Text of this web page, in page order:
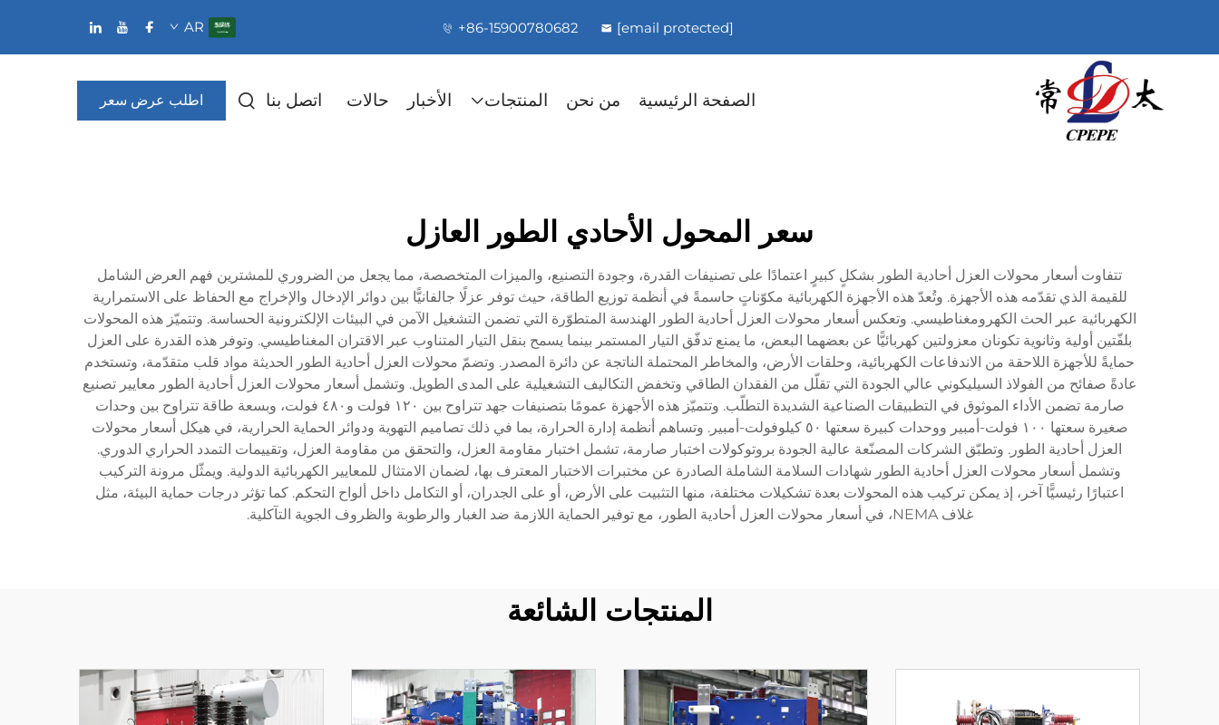
+86-15900780682 [email protected]
AR
الصفحة الرئيسية من نحن المنتجات الأخبار حالات اتصل بنا اطلب عرض سعر
سعر المحول الأحادي الطور العازل
تتفاوت أسعار محولات العزل أحادية الطور بشكلٍ كبيرٍ اعتمادًا على تصنيفات القدرة، وجودة التصنيع، والميزات المتخصصة، مما يجعل من الضروري للمشترين فهم العرض الشامل
للقيمة الذي تقدّمه هذه الأجهزة. وتُعدّ هذه الأجهزة الكهربائية مكوّناتٍ حاسمةً في أنظمة توزيع الطاقة، حيث توفر عزلًا جالفانيًّا بين دوائر الإدخال والإخراج مع الحفاظ على الاستمرارية
الكهربائية عبر الحث الكهرومغناطيسي. وتعكس أسعار محولات العزل أحادية الطور الهندسة المتطوّرة التي تضمن التشغيل الآمن في البيئات الإلكترونية الحساسة. وتتميّز هذه المحولات
بلفّتين أولية وثانوية تكونان معزولتين كهربائيًّا عن بعضهما البعض، ما يمنع تدفّق التيار المستمر بينما يسمح بنقل التيار المتناوب عبر الاقتران المغناطيسي. وتوفر هذه القدرة على العزل
حمايةً للأجهزة اللاحقة من الاندفاعات الكهربائية، وحلقات الأرض، والمخاطر المحتملة الناتجة عن دائرة المصدر. وتضمّ محولات العزل أحادية الطور الحديثة مواد قلب متقدّمة، وتستخدم
عادةً صفائح من الفولاذ السيليكوني عالي الجودة التي تقلّل من الفقدان الطاقي وتخفض التكاليف التشغيلية على المدى الطويل. وتشمل أسعار محولات العزل أحادية الطور معايير تصنيع
صارمة تضمن الأداء الموثوق في التطبيقات الصناعية الشديدة التطلّب. وتتميّز هذه الأجهزة عمومًا بتصنيفات جهد تتراوح بين ١٢٠ فولت و٤٨٠ فولت، وبسعة طاقة تتراوح بين وحدات
صغيرة سعتها ١٠٠ فولت-أمبير ووحدات كبيرة سعتها ٥٠ كيلوفولت-أمبير. وتساهم أنظمة إدارة الحرارة، بما في ذلك تصاميم التهوية ودوائر الحماية الحرارية، في هيكل أسعار محولات
العزل أحادية الطور. وتطبّق الشركات المصنّعة عالية الجودة بروتوكولات اختبار صارمة، تشمل اختبار مقاومة العزل، والتحقق من مقاومة العزل، وتقييمات التمدد الحراري الدوري.
وتشمل أسعار محولات العزل أحادية الطور شهادات السلامة الشاملة الصادرة عن مختبرات الاختبار المعترف بها، لضمان الامتثال للمعايير الكهربائية الدولية. ويمثّل مرونة التركيب
اعتبارًا رئيسيًّا آخر، إذ يمكن تركيب هذه المحولات بعدة تشكيلات مختلفة، منها التثبيت على الأرض، أو على الجدران، أو التكامل داخل ألواح التحكم. كما تؤثر درجات حماية البيئة، مثل
غلاف NEMA، في أسعار محولات العزل أحادية الطور، مع توفير الحماية اللازمة ضد الغبار والرطوبة والظروف الجوية التآكلية.
المنتجات الشائعة